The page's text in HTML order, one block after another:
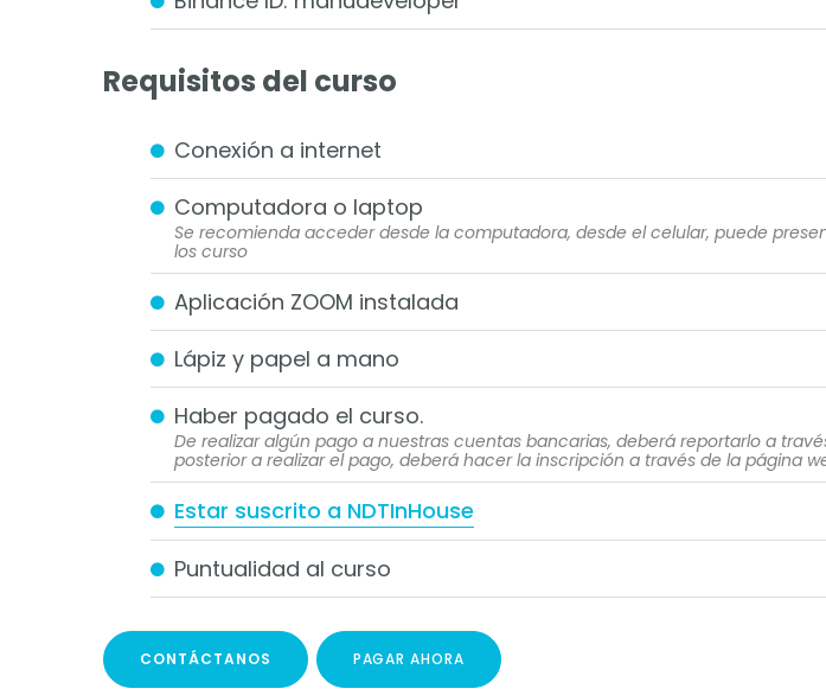
Requisitos del curso
Conexión a internet
Computadora o laptop
Se recomienda acceder desde la computadora, desde el celular, puede
los curso
Aplicación ZOOM instalada
Lápiz y papel a mano
Haber pagado el curso.
De realizar algún pago a nuestras cuentas bancarias, deberá reportarlo a
posterior a realizar el pago, deberá hacer la inscripción a través de la página
Estar suscrito a NDTInHouse
Puntualidad al curso
CONTÁCTANOS PAGAR AHORA